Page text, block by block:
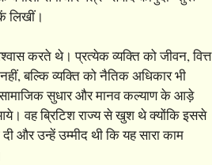
लिखीं।
करते थे। प्रत्येक व्यक्ति को जीवन, वित्त
बल्कि व्यक्ति को नैतिक अधिकार भी
सुधार और मानव कल्याण के आड़े
वह ब्रिटिश राज्य से खुश थे क्योंकि इससे
उन्हें उम्मीद थी कि यह सारा काम